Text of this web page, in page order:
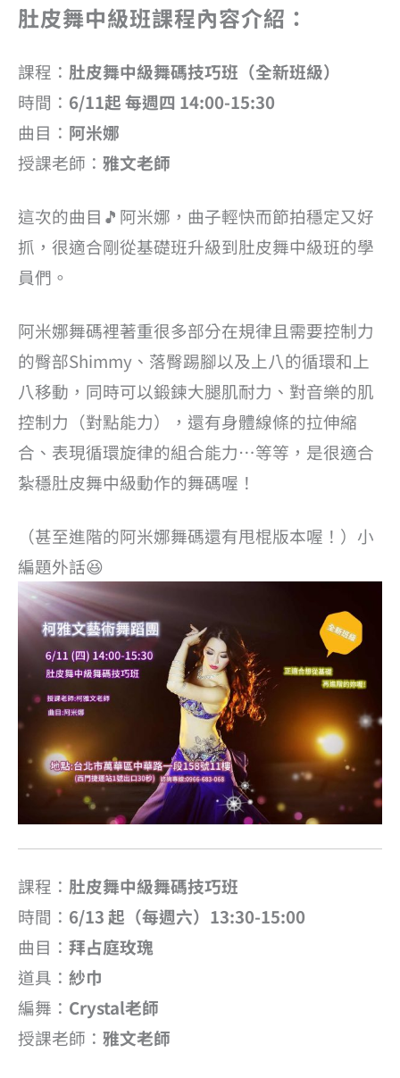
肚皮舞中級班課程內容介紹：
課程： 肚皮舞中級舞碼技巧班（全新班級）
時間： 6/11起 每週四 14:00-15:30
曲目： 阿米娜
授課老師： 雅文老師
這次的曲目🎵阿米娜，曲子輕快而節拍穩定又好
抓，很適合剛從基礎班升級到肚皮舞中級班的學
員們。
阿米娜舞碼裡著重很多部分在規律且需要控制力
的臀部Shimmy、落臀踢腳以及上八的循環和上
八移動，同時可以鍛鍊大腿肌耐力、對音樂的肌
控制力（對點能力），還有身體線條的拉伸縮
合、表現循環旋律的組合能力…等等，是很適合
紮穩肚皮舞中級動作的舞碼喔！
（甚至進階的阿米娜舞碼還有甩棍版本喔！）小
編題外話😆
課程： 肚皮舞中級舞碼技巧班
時間： 6/13 起（每週六）13:30-15:00
曲目： 拜占庭玫瑰
道具： 紗巾
編舞： Crystal老師
授課老師： 雅文老師